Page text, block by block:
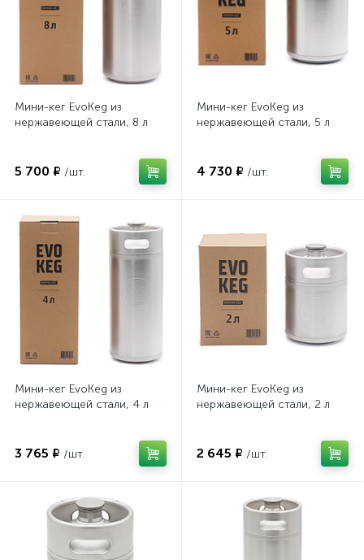
Мини-кег EvoKeg из
нержавеющей стали, 8 л
5 700 ₽ /шт.
Мини-кег EvoKeg из
нержавеющей стали, 5 л
4 730 ₽ /шт.
Мини-кег EvoKeg из
нержавеющей стали, 4 л
3 765 ₽ /шт.
Мини-кег EvoKeg из
нержавеющей стали, 2 л
2 645 ₽ /шт.